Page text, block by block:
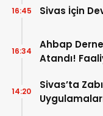
Sivas İçin
16:45
Ahbap
Atandı!
16:34
Sivas’ta
14:20